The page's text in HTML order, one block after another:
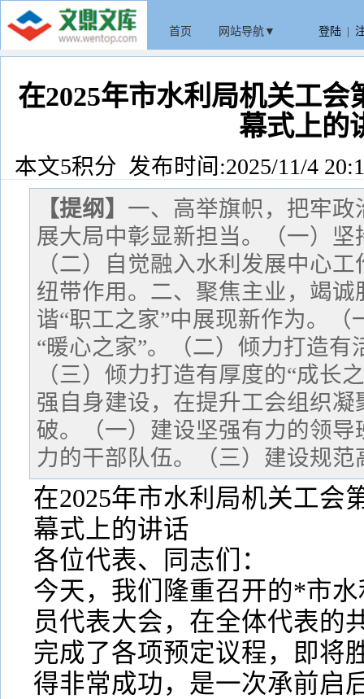
首页 网站导航▼ 登陆
在2025年市水利局机关工
幕式上的
本文5积分 发布时间:2025/11/4
【提纲】 一、高举旗帜，把牢
展大局中彰显新担当。（一）
（二）自觉融入水利发展中心
纽带作用。二、聚焦主业，竭
谐“职工之家”中展现新作为。
“暖心之家”。（二）倾力打造有
（三）倾力打造有厚度的“成长
强自身建设，在提升工会组织
破。（一）建设坚强有力的领
力的干部队伍。（三）建设规
在2025年市水利局机关工会
幕式上的讲话
各位代表、同志们：
今天，我们隆重召开的*市
员代表大会，在全体代表的
完成了各项预定议程，即将
得非常成功，是一次承前启